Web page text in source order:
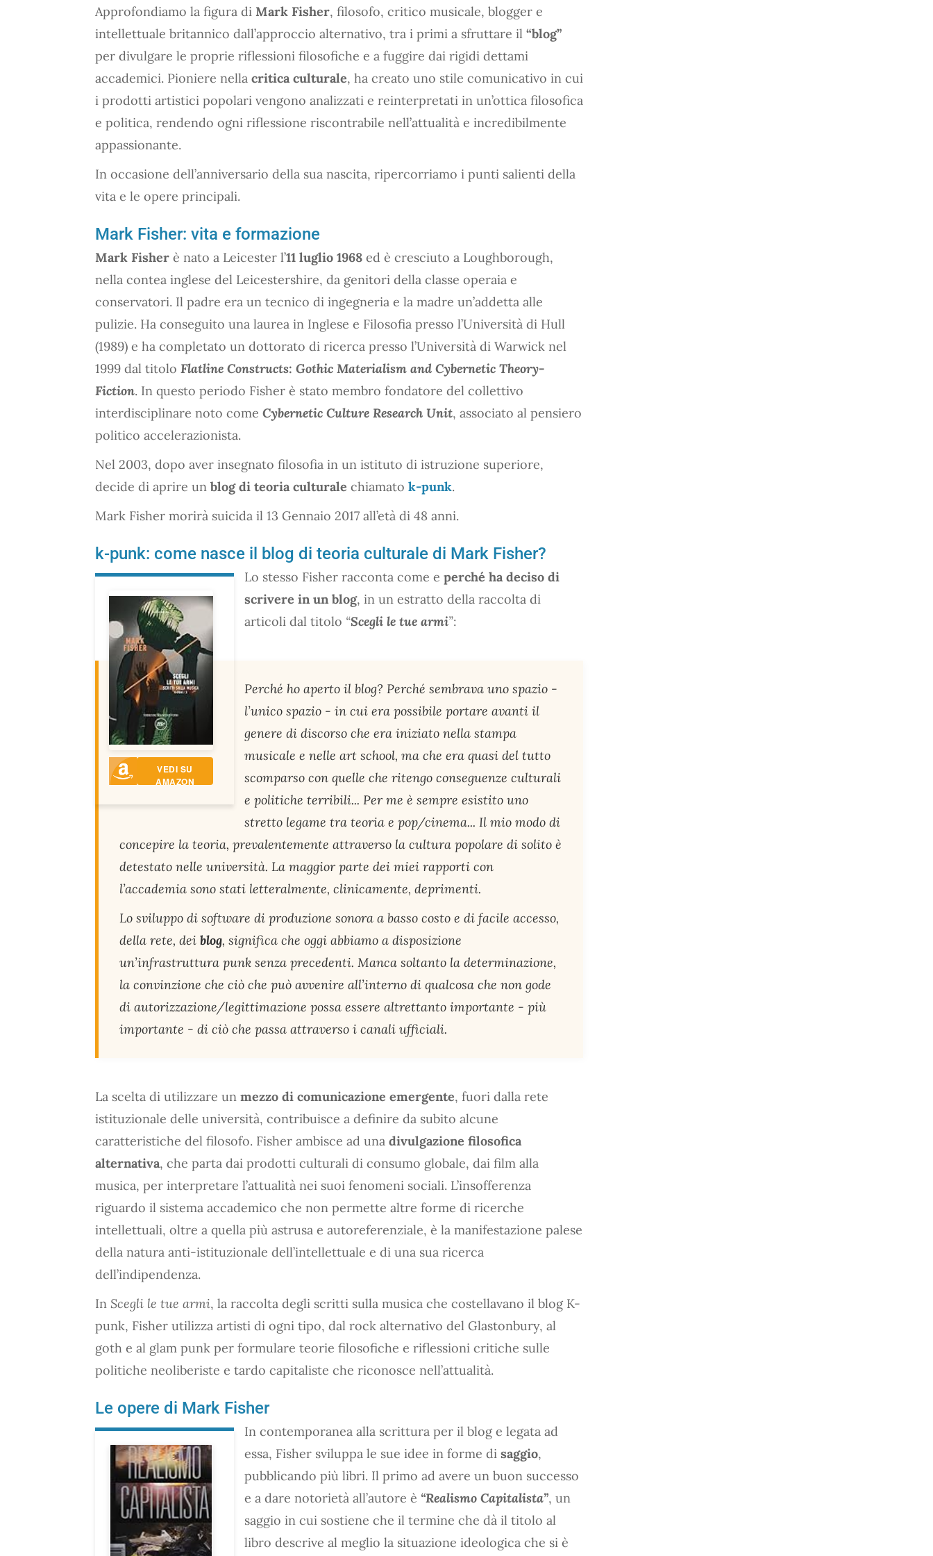
Approfondiamo la figura di Mark Fisher, filosofo, critico musicale, blogger e
intellettuale britannico dall’approccio alternativo, tra i primi a sfruttare il “blog”
per divulgare le proprie riflessioni filosofiche e a fuggire dai rigidi dettami
accademici. Pioniere nella critica culturale, ha creato uno stile comunicativo in cui
i prodotti artistici popolari vengono analizzati e reinterpretati in un’ottica filosofica
e politica, rendendo ogni riflessione riscontrabile nell’attualità e incredibilmente
appassionante.
In occasione dell’anniversario della sua nascita, ripercorriamo i punti salienti della
vita e le opere principali.
Mark Fisher: vita e formazione
Mark Fisher è nato a Leicester l’11 luglio 1968 ed è cresciuto a Loughborough,
nella contea inglese del Leicestershire, da genitori della classe operaia e
conservatori. Il padre era un tecnico di ingegneria e la madre un’addetta alle
pulizie. Ha conseguito una laurea in Inglese e Filosofia presso l’Università di Hull
(1989) e ha completato un dottorato di ricerca presso l’Università di Warwick nel
1999 dal titolo Flatline Constructs: Gothic Materialism and Cybernetic Theory-
Fiction. In questo periodo Fisher è stato membro fondatore del collettivo
interdisciplinare noto come Cybernetic Culture Research Unit, associato al pensiero
politico accelerazionista.
Nel 2003, dopo aver insegnato filosofia in un istituto di istruzione superiore,
decide di aprire un blog di teoria culturale chiamato k-punk.
Mark Fisher morirà suicida il 13 Gennaio 2017 all’età di 48 anni.
k-punk: come nasce il blog di teoria culturale di Mark Fisher?
VEDI SU
AMAZON
Lo stesso Fisher racconta come e perché ha deciso di
scrivere in un blog, in un estratto della raccolta di
articoli dal titolo “Scegli le tue armi”:
Perché ho aperto il blog? Perché sembrava uno spazio -
l’unico spazio - in cui era possibile portare avanti il
genere di discorso che era iniziato nella stampa
musicale e nelle art school, ma che era quasi del tutto
scomparso con quelle che ritengo conseguenze culturali
e politiche terribili... Per me è sempre esistito uno
stretto legame tra teoria e pop/cinema... Il mio modo di
concepire la teoria, prevalentemente attraverso la cultura popolare di solito è
detestato nelle università. La maggior parte dei miei rapporti con
l’accademia sono stati letteralmente, clinicamente, deprimenti.
Lo sviluppo di software di produzione sonora a basso costo e di facile accesso,
della rete, dei blog, significa che oggi abbiamo a disposizione
un’infrastruttura punk senza precedenti. Manca soltanto la determinazione,
la convinzione che ciò che può avvenire all’interno di qualcosa che non gode
di autorizzazione/legittimazione possa essere altrettanto importante - più
importante - di ciò che passa attraverso i canali ufficiali.
La scelta di utilizzare un mezzo di comunicazione emergente, fuori dalla rete
istituzionale delle università, contribuisce a definire da subito alcune
caratteristiche del filosofo. Fisher ambisce ad una divulgazione filosofica
alternativa, che parta dai prodotti culturali di consumo globale, dai film alla
musica, per interpretare l’attualità nei suoi fenomeni sociali. L’insofferenza
riguardo il sistema accademico che non permette altre forme di ricerche
intellettuali, oltre a quella più astrusa e autoreferenziale, è la manifestazione palese
della natura anti-istituzionale dell’intellettuale e di una sua ricerca
dell’indipendenza.
In Scegli le tue armi, la raccolta degli scritti sulla musica che costellavano il blog K-
punk, Fisher utilizza artisti di ogni tipo, dal rock alternativo del Glastonbury, al
goth e al glam punk per formulare teorie filosofiche e riflessioni critiche sulle
politiche neoliberiste e tardo capitaliste che riconosce nell’attualità.
Le opere di Mark Fisher
In contemporanea alla scrittura per il blog e legata ad
essa, Fisher sviluppa le sue idee in forme di saggio,
pubblicando più libri. Il primo ad avere un buon successo
e a dare notorietà all’autore è “Realismo Capitalista”, un
saggio in cui sostiene che il termine che dà il titolo al
libro descrive al meglio la situazione ideologica che si è